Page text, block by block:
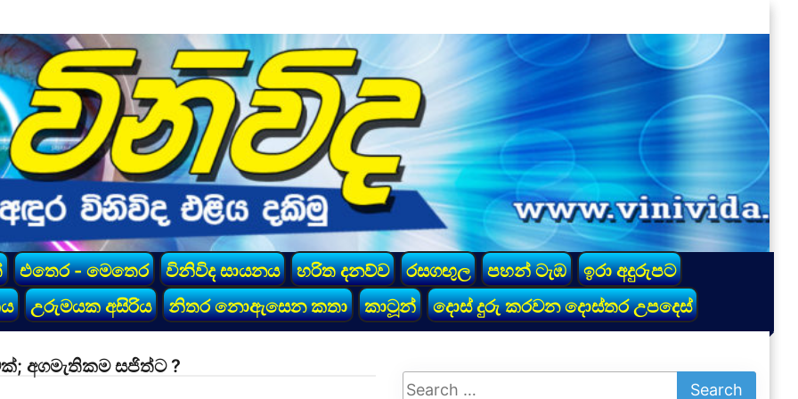
එතෙර - මෙතෙර විනිවිද සායනය හරිත දනව්ව රසගඟුල පහන් ටැඹ
ඉරා අදුරුපට
උරුමයක අසිරිය නිතර නොඇසෙන කතා කාටූන් දොස් දුරු කරවන දොස්තර උපදෙස්
අගමැතිකම සජිත්ට ?